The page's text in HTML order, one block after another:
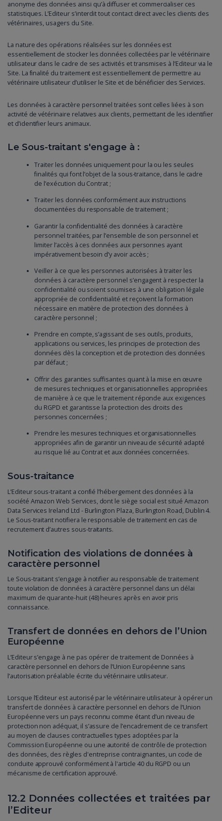
anonyme des données ainsi qu’à diffuser et commercialiser ces
statistiques. L’Editeur s’interdit tout contact direct avec les clients des
vétérinaires, usagers du Site.
La nature des opérations réalisées sur les données est
essentiellement de stocker les données collectées par le vétérinaire
utilisateur dans le cadre de ses activités et transmises à l’Editeur via le
Site. La finalité du traitement est essentiellement de permettre au
vétérinaire utilisateur d’utiliser le Site et de bénéficier des Services.
Les données à caractère personnel traitées sont celles liées à son
activité de vétérinaire relatives aux clients, permettant de les identifier
et d’identifier leurs animaux.
Le Sous-traitant s'engage à :
Traiter les données uniquement pour la ou les seules
finalités qui font l’objet de la sous-traitance, dans le cadre
de l’exécution du Contrat ;
Traiter les données conformément aux instructions
documentées du responsable de traitement ;
Garantir la confidentialité des données à caractère
personnel traitées, par l’ensemble de son personnel et
limiter l’accès à ces données aux personnes ayant
impérativement besoin d’y avoir accès ;
Veiller à ce que les personnes autorisées à traiter les
données à caractère personnel s’engagent à respecter la
confidentialité ou soient soumises à une obligation légale
appropriée de confidentialité et reçoivent la formation
nécessaire en matière de protection des données à
caractère personnel ;
Prendre en compte, s’agissant de ses outils, produits,
applications ou services, les principes de protection des
données dès la conception et de protection des données
par défaut ;
Offrir des garanties suffisantes quant à la mise en œuvre
de mesures techniques et organisationnelles appropriées
de manière à ce que le traitement réponde aux exigences
du RGPD et garantisse la protection des droits des
personnes concernées ;
Prendre les mesures techniques et organisationnelles
appropriées afin de garantir un niveau de sécurité adapté
au risque lié au Contrat et aux données concernées.
Sous-traitance
L’Editeur sous-traitant a confié l’hébergement des données à la
société Amazon Web Services, dont le siège social est situé Amazon
Data Services Ireland Ltd - Burlington Plaza, Burlington Road, Dublin 4.
Le Sous-traitant notifiera le responsable de traitement en cas de
recrutement d’autres sous-traitants.
Notification des violations de données à
caractère personnel
Le Sous-traitant s’engage à notifier au responsable de traitement
toute violation de données à caractère personnel dans un délai
maximum de quarante-huit (48) heures après en avoir pris
connaissance.
Transfert de données en dehors de l’Union
Européenne
L’Editeur s’engage à ne pas opérer de traitement de Données à
caractère personnel en dehors de l’Union Européenne sans
l’autorisation préalable écrite du vétérinaire utilisateur.
Lorsque l’Editeur est autorisé par le vétérinaire utilisateur à opérer un
transfert de données à caractère personnel en dehors de l’Union
Européenne vers un pays reconnu comme étant d’un niveau de
protection non adéquat, il s’assure de l’encadrement de ce transfert
au moyen de clauses contractuelles types adoptées par la
Commission Européenne ou une autorité de contrôle de protection
des données, des règles d'entreprise contraignantes, un code de
conduite approuvé conformément à l'article 40 du RGPD ou un
mécanisme de certification approuvé.
12.2 Données collectées et traitées par
l’Editeur